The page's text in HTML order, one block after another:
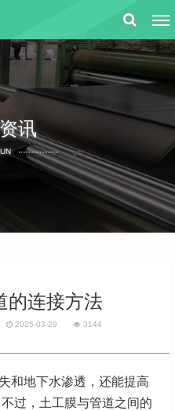
讯
的连接方法
2025-03-29 3144
和地下水渗透，还能提高
过，土工膜与管道之间的